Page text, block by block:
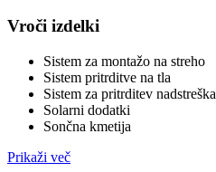
Vroči izdelki
Sistem za montažo na streho
Sistem pritrditve na tla
Sistem za pritrditev nadstreška
Solarni dodatki
Sončna kmetija
Prikaži več